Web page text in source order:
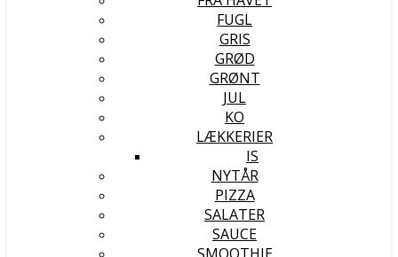
FUGL
GRIS
GRØD
GRØNT
JUL
KO
LÆKKERIER
IS
NYTÅR
PIZZA
SALATER
SAUCE